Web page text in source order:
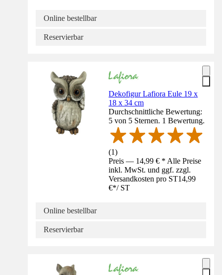
Online bestellbar
Reservierbar
Dekofigur Lafiora Eule 19 x
18 x 34 cm
Durchschnittliche Bewertung:
5 von 5 Sternen. 1 Bewertung.
(1)
Preis — 14,99 € * Alle Preise
inkl. MwSt. und ggf. zzgl.
Versandkosten pro ST14,99
€*/ ST
Online bestellbar
Reservierbar